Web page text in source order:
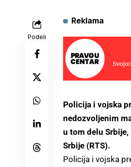
Podeli
Reklama
Policija i vojska
nedozvoljenim
u tom delu
Srbije (RTS).
Policija i vojska